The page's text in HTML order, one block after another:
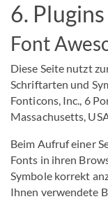
6.
Font
Diese Seite nutzt
Schriftarten und
Fonticons, Inc., 6
Massachusetts,
Beim Aufruf einer
Fonts in ihren
Symbole korrekt
Ihnen verwendete